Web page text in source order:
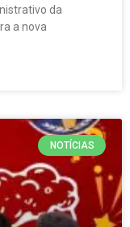
da
a nova
NOTÍCIAS